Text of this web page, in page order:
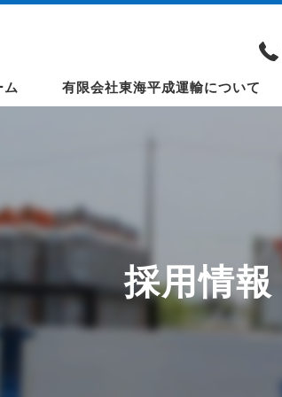
有限会社東海平成運輸について
採用情報